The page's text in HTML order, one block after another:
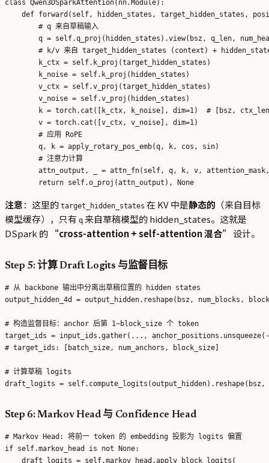
class Qwen3DSparkAttention(nn.Module):
def forward(self, hidden_states, target_hidden_states,
        # q 来自草稿输入
q = self.q_proj(hidden_states).view(bsz, q_len,
# k/v 来自 target_hidden_states (context) +
        k_ctx = self.k_proj(target_hidden_states)
        k_noise = self.k_proj(hidden_states)
        v_ctx = self.v_proj(target_hidden_states)
        v_noise = self.v_proj(hidden_states)
k = torch.cat([k_ctx, k_noise], dim=1)  # [bsz,
        v = torch.cat([v_ctx, v_noise], dim=1)
        # 应用 RoPE
        q, k = apply_rotary_pos_emb(q, k, cos, sin)
        # 注意力计算
attn_output, _ = attn_fn(self, q, k, v,
注意：这里的 target_hidden_states 在 KV 中是静态的 （来自目标
模型缓存），只有 q 来自草稿模型的 hidden_states。这就是
DSpark 的 “cross-attention + self-attention 混合” 设计。
Step 5: 计算 Draft Logits 与监督目标
# 从 backbone 输出中分离出草稿位置的 hidden states
output_hidden_4d = output_hidden.reshape(bsz, num_blocks,
# 构造监督目标：anchor 后第 1~block_size 个 token
target_ids = input_ids.gather(...,
# target_ids: [batch_size, num_anchors, block_size]
# 计算草稿 logits
Step 6: Markov Head 与 Confidence Head
# Markov Head: 将前一 token 的 embedding 投影为 logits 偏置
if self.markov_head is not None:
    draft_logits = self.markov_head.apply_block_logits(